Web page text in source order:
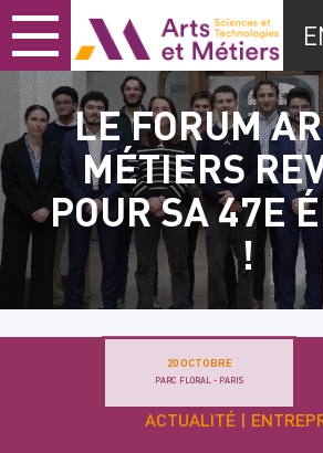
Skip
to
content
Skip
to
main
menu
Skip
to
search
Arts et métiers
LE FORUM
MÉTIERS
POUR SA 47E
!
20 OCTOBRE
PARC FLORAL - PARIS
ACTUALITÉ